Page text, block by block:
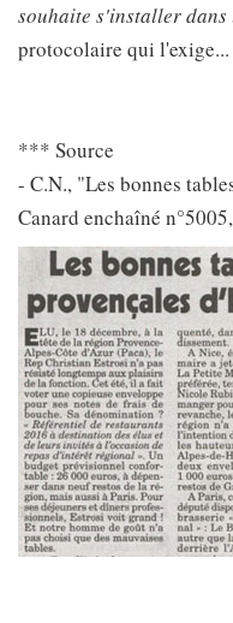
souhaite s'installer
protocolaire qui l'exige...
*** Source
- C.N., "Les bonnes
Canard enchaîné